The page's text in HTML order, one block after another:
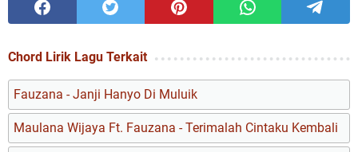
Chord Lirik Lagu Terkait
Fauzana - Janji Hanyo Di Muluik
Maulana Wijaya Ft. Fauzana - Terimalah Cintaku Kembali